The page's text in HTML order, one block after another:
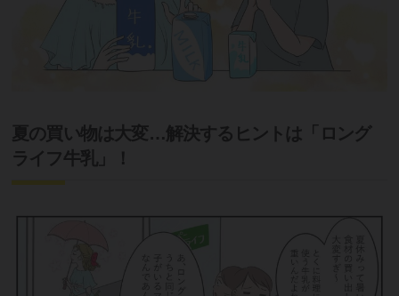
夏の買い物は大変…解決するヒントは「ロング
ライフ牛乳」！